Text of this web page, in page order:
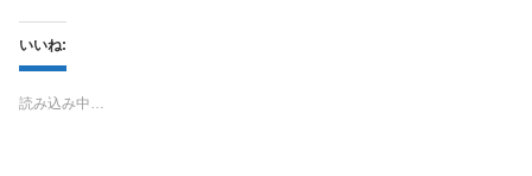
いいね:
読み込み中…